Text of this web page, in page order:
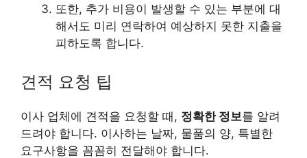
또한, 추가 비용이 발생할 수 있는 부분에 대
해서도 미리 연락하여 예상하지 못한 지출을
피하도록 합니다.
견적 요청 팁
이사 업체에 견적을 요청할 때, 정확한 정보를 알려
드려야 합니다. 이사하는 날짜, 물품의 양, 특별한
요구사항을 꼼꼼히 전달해야 합니다.